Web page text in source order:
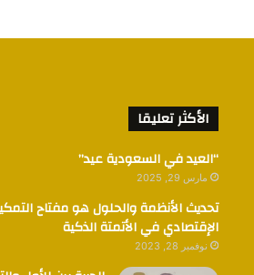
الأكثر تعليقا
“العيد في السعودية عيد”
مارس 29, 2025
تحديث الأنظمة والحلول هو مفتاح
الإقتصادي في الأتمتة الذكية
نوفمبر 28, 2023